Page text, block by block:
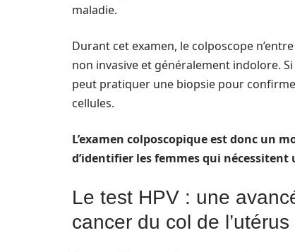
maladie.
Durant cet examen, le colposcope
non invasive et généralement indolore.
peut pratiquer une biopsie pour
cellules.
L’examen colposcopique est donc un
d’identifier les femmes qui
Le test HPV : une
cancer du col de l’utérus